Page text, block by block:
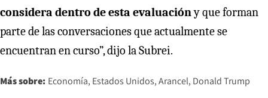
considera dentro de esta evaluacióny que forman
parte de las conversaciones que actualmente se
encuentran en curso”, dijo la Subrei.
Más sobre: Economía Estados Unidos Arancel Donald Trump